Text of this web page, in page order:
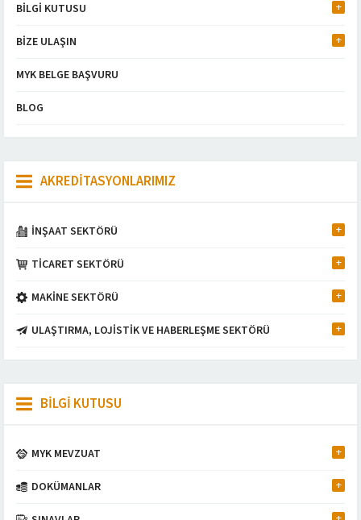
BİLGİ KUTUSU
BİZE ULAŞIN
MYK BELGE BAŞVURU
BLOG
AKREDİTASYONLARIMIZ
İNŞAAT SEKTÖRÜ
TİCARET SEKTÖRÜ
MAKİNE SEKTÖRÜ
ULAŞTIRMA, LOJİSTİK VE HABERLEŞME SEKTÖRÜ
BİLGİ KUTUSU
MYK MEVZUAT
DOKÜMANLAR